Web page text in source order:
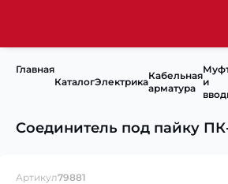
Главная
КаталогЭлектрика
Кабельная
арматура
и
Соединитель под пайку
Артикул79881